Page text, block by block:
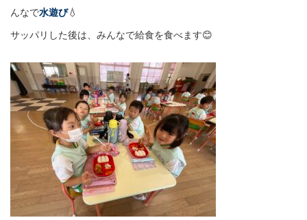
んなで水遊び💧
サッパリした後は、みんなで給食を食べます😊